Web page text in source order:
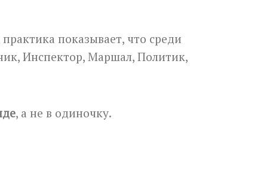
показывает, что среди
Инспектор, Маршал, Политик,
, а не в одиночку.